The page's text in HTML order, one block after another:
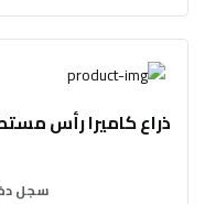
ذراع كاميرا رأس مستطيل
سجل